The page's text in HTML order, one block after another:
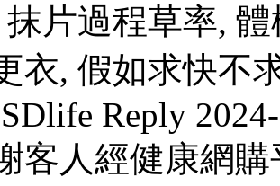
片過程草率,
衣, 假如求快不
Reply
客人經健康網